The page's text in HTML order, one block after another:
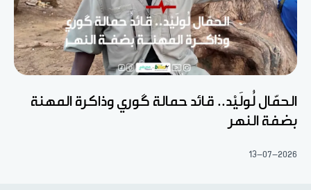
الحمّال لُولَيْد.. قائد حمالة گوري وذاكرة المهنة
بضفة النهر
13-07-2026